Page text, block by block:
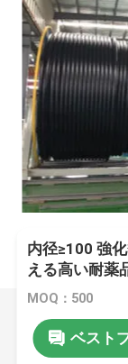
内径≥100 強
える高い耐薬
MOQ：500
ベスト